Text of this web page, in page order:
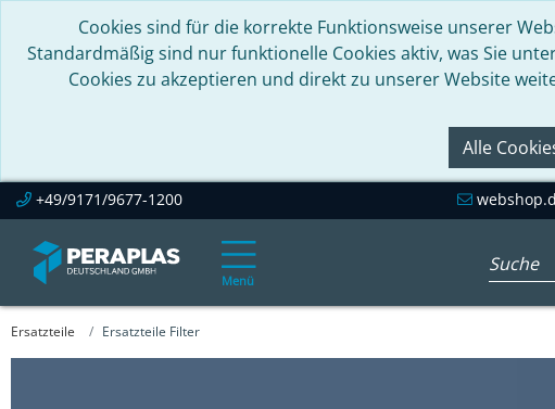
Cookies sind für die korrekte Funktionsweise unserer
Standardmäßig sind nur funktionelle Cookies aktiv, was Sie
Cookies zu akzeptieren und direkt zu unserer Website
Alle
+49/9171/9677-1200
Menü
Ersatzteile Ersatzteile Filter